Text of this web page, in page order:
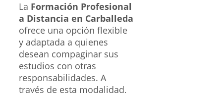
La Formación Profesional
a Distancia en Carballeda
ofrece una opción flexible
y adaptada a quienes
desean compaginar sus
estudios con otras
responsabilidades. A
través de esta modalidad,